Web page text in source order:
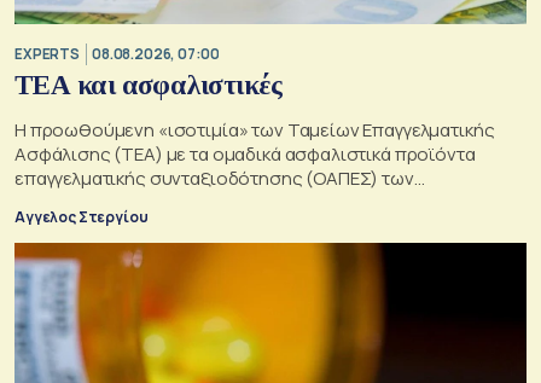
EXPERTS 08.08.2026, 07:00
ΤΕΑ και ασφαλιστικές
Η προωθούμενη «ισοτιμία» των Ταμείων Επαγγελματικής
Ασφάλισης (ΤΕΑ) με τα ομαδικά ασφαλιστικά προϊόντα
επαγγελματικής συνταξιοδότησης (ΟΑΠΕΣ) των
ασφαλιστικών επιχειρήσεων
Αγγελος Στεργίου